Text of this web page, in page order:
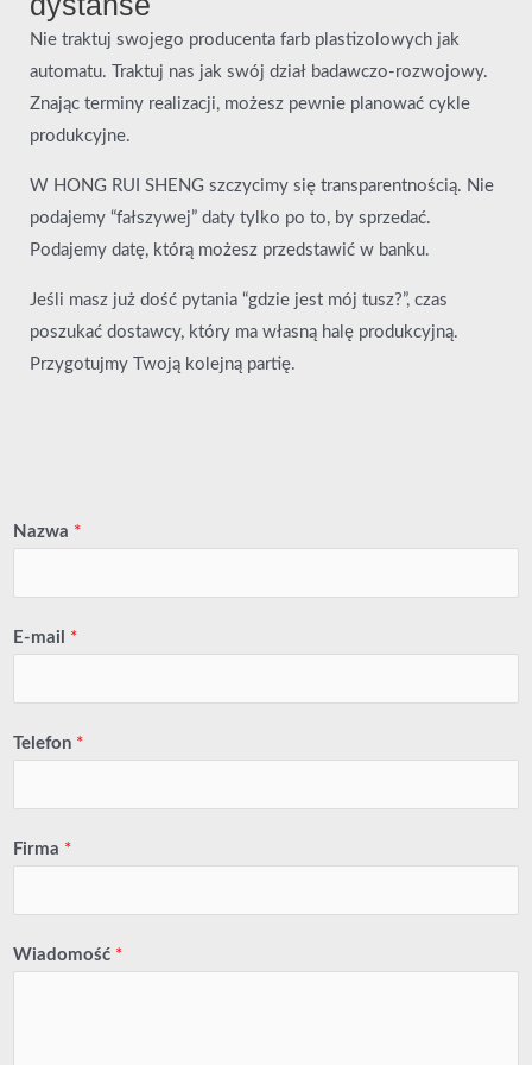
Nie traktuj swojego producenta farb plastizolowych jak
automatu. Traktuj nas jak swój dział badawczo-rozwojowy.
Znając terminy realizacji, możesz pewnie planować cykle
produkcyjne.
W HONG RUI SHENG szczycimy się transparentnością. Nie
podajemy “fałszywej” daty tylko po to, by sprzedać.
Podajemy datę, którą możesz przedstawić w banku.
Jeśli masz już dość pytania “gdzie jest mój tusz?”, czas
poszukać dostawcy, który ma własną halę produkcyjną.
Przygotujmy Twoją kolejną partię.
Nazwa *
E-mail *
Telefon *
Firma *
Wiadomość *